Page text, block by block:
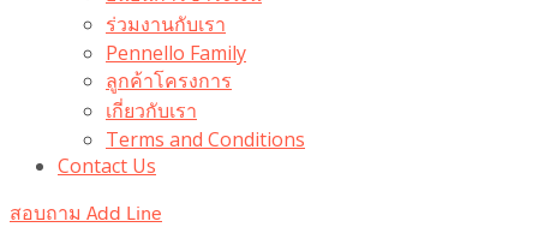
ร่วมงานกับเรา
Pennello Family
ลูกค้าโครงการ
เกี่ยวกับเรา
Terms and Conditions
Contact Us
สอบถาม Add Line